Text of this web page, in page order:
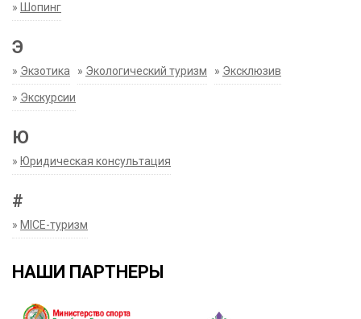
» Шопинг
Э
» Экзотика » Экологический туризм » Эксклюзив
» Экскурсии
Ю
» Юридическая консультация
#
» MICE-туризм
НАШИ ПАРТНЕРЫ